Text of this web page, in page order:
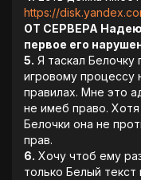
https://
ОТ СЕРВЕРА
первое его
5. Я таскал
игровому процессу
правилах. Мне это
не имеб право.
Белочки она не
прав.
6. Хочу чтоб ему
только Белый